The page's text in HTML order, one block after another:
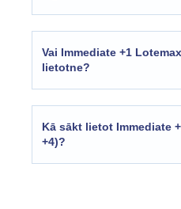
Vai Immediate +1
lietotne?
Kā sākt lietot Immediate
+4)?